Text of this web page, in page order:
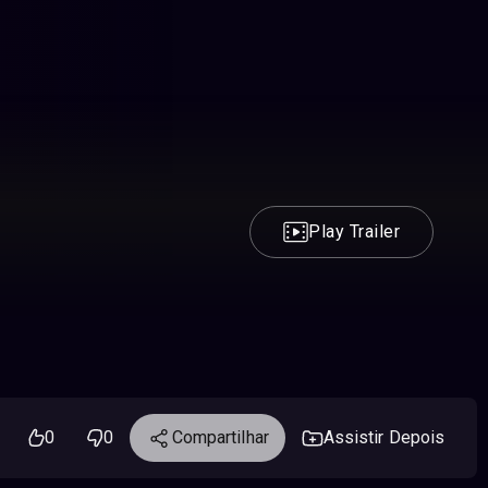
Play Trailer
0 0 Compartilhar Assistir Depois